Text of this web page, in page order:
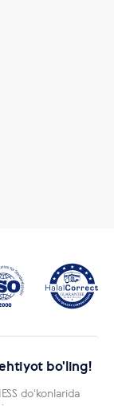
bo'ling!
doʻkonlarida